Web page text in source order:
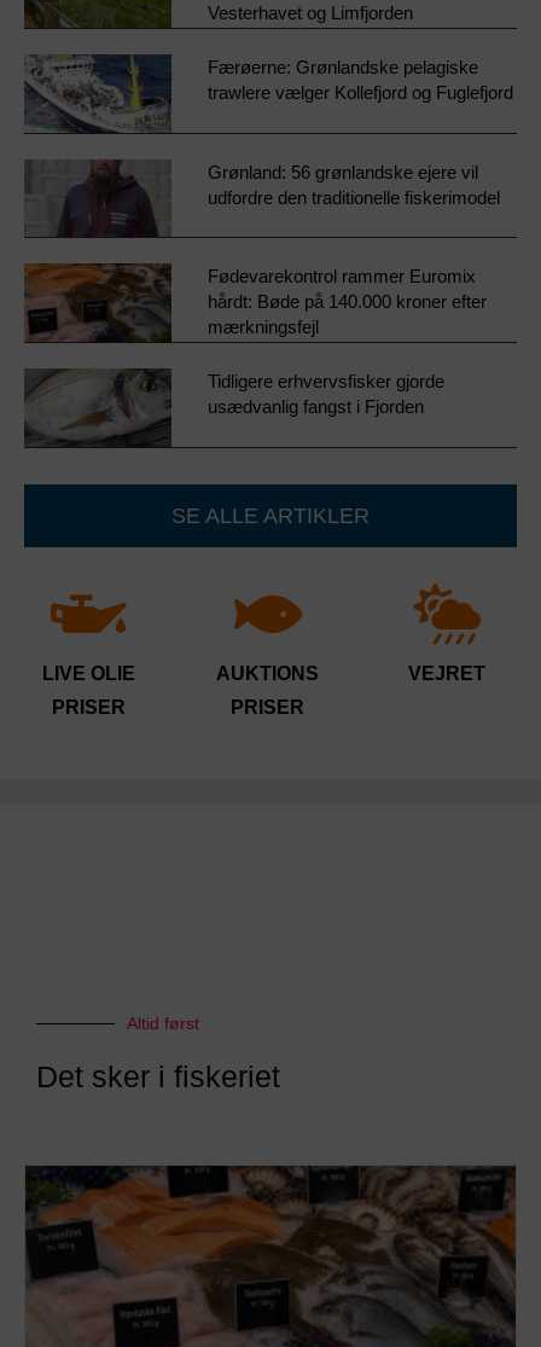
Vesterhavet og Limfjorden
Færøerne: Grønlandske pelagiske
trawlere vælger Kollefjord og Fuglefjord
Grønland: 56 grønlandske ejere vil
udfordre den traditionelle fiskerimodel
Fødevarekontrol rammer Euromix
hårdt: Bøde på 140.000 kroner efter
mærkningsfejl
Tidligere erhvervsfisker gjorde
usædvanlig fangst i Fjorden
SE ALLE ARTIKLER
LIVE OLIE
PRISER
AUKTIONS
PRISER
VEJRET
Altid først
Det sker i fiskeriet